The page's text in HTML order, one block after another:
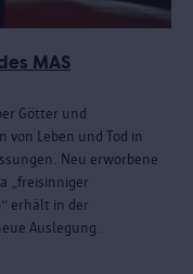
MAS
Götter und
von Leben und Tod in
Neu erworbene
„freisinniger
erhält in der
Auslegung.